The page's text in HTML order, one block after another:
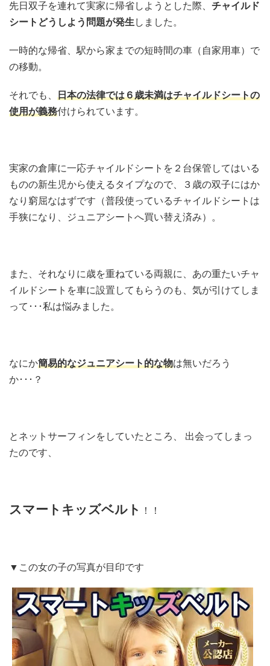
先日双子を連れて実家に帰省しようとした際、 チャイルド
シートどうしよう問題が発生 しました。
一時的な帰省、駅から家までの短時間の車（自家用車）で
の移動。
それでも、 日本の法律では６歳未満はチャイルドシートの
使用が義務付けられています。
実家の倉庫に一応チャイルドシートを２台保管してはいる
ものの新生児から使えるタイプなので、３歳の双子にはか
なり窮屈なはずです（普段使っているチャイルドシートは
手狭になり、ジュニアシートへ買い替え済み）。
また、それなりに歳を重ねている両親に、あの重たいチャ
イルドシートを車に設置してもらうのも、気が引けてしま
って･･･私は悩みました。
なにか簡易的なジュニアシート的な物は無いだろう
か･･･？
とネットサーフィンをしていたところ、 出会ってしまっ
たのです、
スマートキッズベルト ！！
▼この女の子の写真が目印です